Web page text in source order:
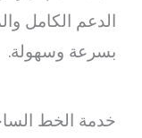
الدعم الكامل
بسرعة وسهولة.
خدمة الخط